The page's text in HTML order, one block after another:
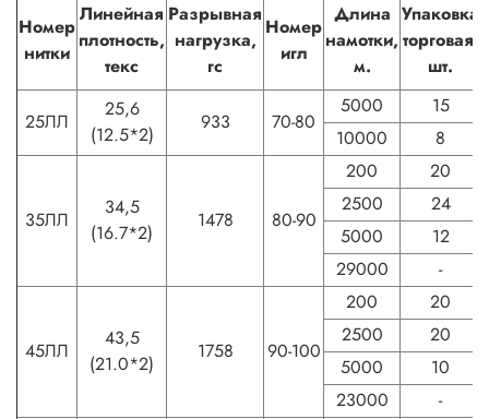
Номер
нитки
Линейная
плотность,
текс
Разрывная
нагрузка,
гс
Номер
игл
Длина
намотки,
м.
Упаковка
торговая,
шт.
25ЛЛ
25,6
(12.5*2)
933 70-80
5000
15
10000
8
35ЛЛ
34,5
(16.7*2)
1478 80-90
200
20
2500
24
5000
12
29000
-
45ЛЛ
43,5
(21.0*2)
1758 90-100
200
20
2500
20
5000
10
23000
-